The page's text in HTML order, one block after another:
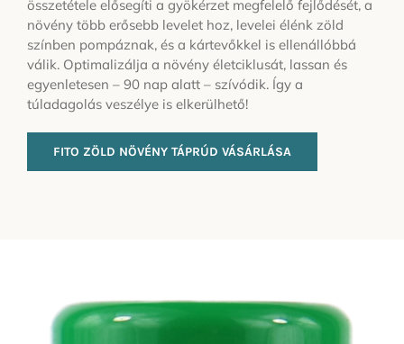
összetétele elősegíti a gyökérzet megfelelő fejlődését, a
növény több erősebb levelet hoz, levelei élénk zöld
színben pompáznak, és a kártevőkkel is ellenállóbbá
válik. Optimalizálja a növény életciklusát, lassan és
egyenletesen – 90 nap alatt – szívódik. Így a
túladagolás veszélye is elkerülhető!
FITO ZÖLD NÖVÉNY TÁPRÚD VÁSÁRLÁSA